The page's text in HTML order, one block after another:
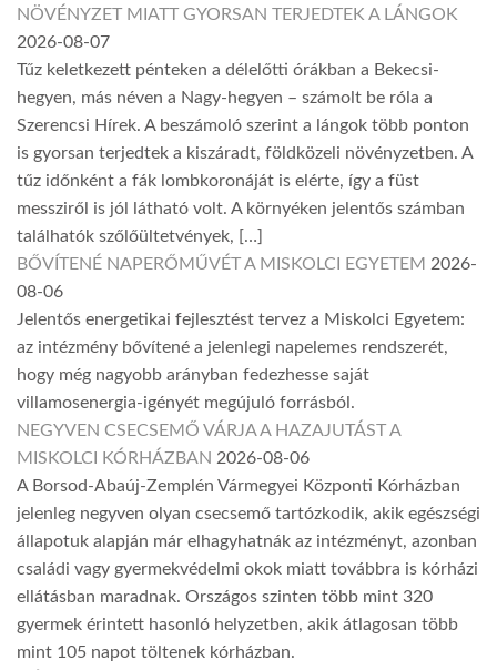
NÖVÉNYZET MIATT GYORSAN TERJEDTEK A LÁNGOK
2026-08-07
Tűz keletkezett pénteken a délelőtti órákban a Bekecsi-
hegyen, más néven a Nagy-hegyen – számolt be róla a
Szerencsi Hírek. A beszámoló szerint a lángok több ponton
is gyorsan terjedtek a kiszáradt, földközeli növényzetben. A
tűz időnként a fák lombkoronáját is elérte, így a füst
messziről is jól látható volt. A környéken jelentős számban
találhatók szőlőültetvények, […]
BŐVÍTENÉ NAPERŐMŰVÉT A MISKOLCI EGYETEM 2026-
08-06
Jelentős energetikai fejlesztést tervez a Miskolci Egyetem:
az intézmény bővítené a jelenlegi napelemes rendszerét,
hogy még nagyobb arányban fedezhesse saját
villamosenergia-igényét megújuló forrásból.
NEGYVEN CSECSEMŐ VÁRJA A HAZAJUTÁST A
MISKOLCI KÓRHÁZBAN 2026-08-06
A Borsod-Abaúj-Zemplén Vármegyei Központi Kórházban
jelenleg negyven olyan csecsemő tartózkodik, akik egészségi
állapotuk alapján már elhagyhatnák az intézményt, azonban
családi vagy gyermekvédelmi okok miatt továbbra is kórházi
ellátásban maradnak. Országos szinten több mint 320
gyermek érintett hasonló helyzetben, akik átlagosan több
mint 105 napot töltenek kórházban.